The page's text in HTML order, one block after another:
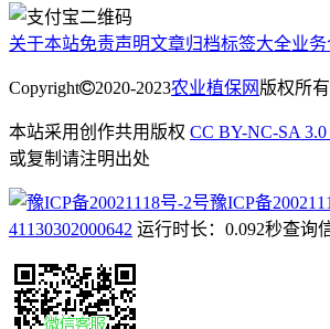
关于本站免责声明文章归档标签大全业
Copyright 2020-2023农业植保网 版权所
本站采用创作共用版权 CC BY-NC-SA 3.0
或复制请注明出处
豫ICP备
41130302000642 运行时长：0.092秒查询